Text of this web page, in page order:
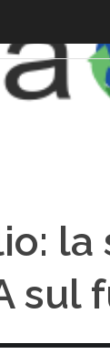
la
sul